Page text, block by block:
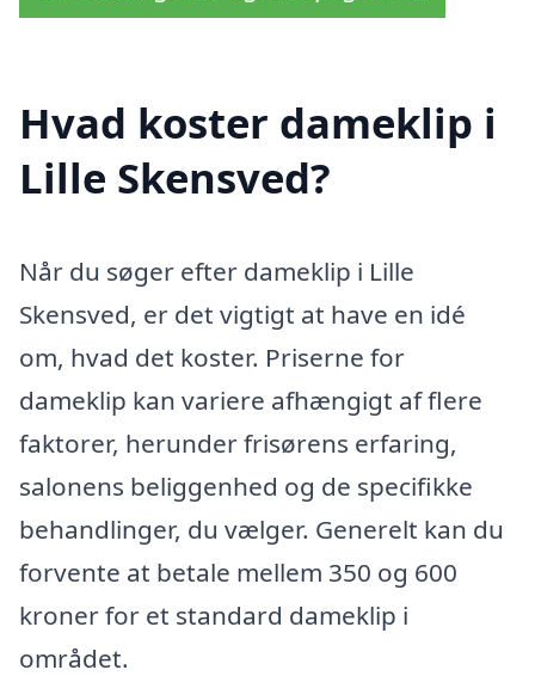
Hvad koster dameklip i
Lille Skensved?
Når du søger efter dameklip i Lille
Skensved, er det vigtigt at have en idé
om, hvad det koster. Priserne for
dameklip kan variere afhængigt af flere
faktorer, herunder frisørens erfaring,
salonens beliggenhed og de specifikke
behandlinger, du vælger. Generelt kan du
forvente at betale mellem 350 og 600
kroner for et standard dameklip i
området.